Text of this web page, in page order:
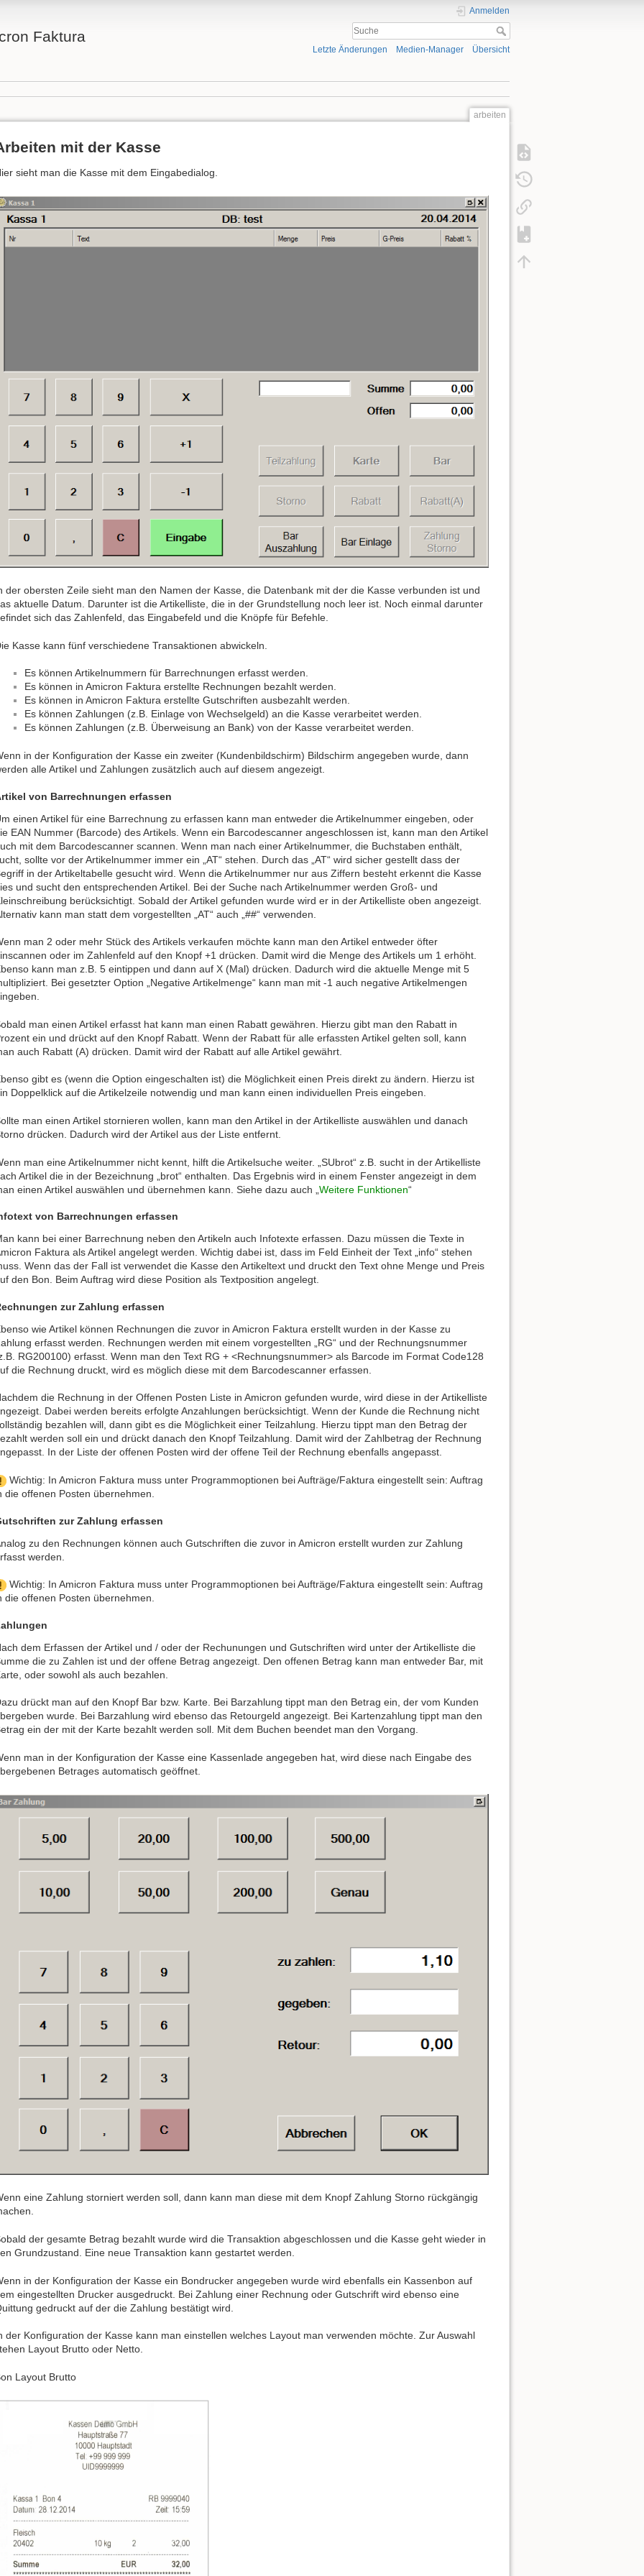
Faktura
Anmelden
Letzte Änderungen Medien-Manager Übersicht
arbeiten
mit der Kasse
sieht man die Kasse mit dem Eingabedialog.
der obersten Zeile sieht man den Namen der Kasse, die Datenbank mit der die Kasse verbunden ist und
aktuelle Datum. Darunter ist die Artikelliste, die in der Grundstellung noch leer ist. Noch einmal darunter
sich das Zahlenfeld, das Eingabefeld und die Knöpfe für Befehle.
Kasse kann fünf verschiedene Transaktionen abwickeln.
Es können Artikelnummern für Barrechnungen erfasst werden.
Es können in Amicron Faktura erstellte Rechnungen bezahlt werden.
Es können in Amicron Faktura erstellte Gutschriften ausbezahlt werden.
Es können Zahlungen (z.B. Einlage von Wechselgeld) an die Kasse verarbeitet werden.
Es können Zahlungen (z.B. Überweisung an Bank) von der Kasse verarbeitet werden.
in der Konfiguration der Kasse ein zweiter (Kundenbildschirm) Bildschirm angegeben wurde, dann
alle Artikel und Zahlungen zusätzlich auch auf diesem angezeigt.
von Barrechnungen erfassen
einen Artikel für eine Barrechnung zu erfassen kann man entweder die Artikelnummer eingeben, oder
EAN Nummer (Barcode) des Artikels. Wenn ein Barcodescanner angeschlossen ist, kann man den Artikel
mit dem Barcodescanner scannen. Wenn man nach einer Artikelnummer, die Buchstaben enthält,
sollte vor der Artikelnummer immer ein „AT“ stehen. Durch das „AT“ wird sicher gestellt dass der
in der Artikeltabelle gesucht wird. Wenn die Artikelnummer nur aus Ziffern besteht erkennt die Kasse
und sucht den entsprechenden Artikel. Bei der Suche nach Artikelnummer werden Groß- und
berücksichtigt. Sobald der Artikel gefunden wurde wird er in der Artikelliste oben angezeigt.
kann man statt dem vorgestellten „AT“ auch „##“ verwenden.
man 2 oder mehr Stück des Artikels verkaufen möchte kann man den Artikel entweder öfter
oder im Zahlenfeld auf den Knopf +1 drücken. Damit wird die Menge des Artikels um 1 erhöht.
kann man z.B. 5 eintippen und dann auf X (Mal) drücken. Dadurch wird die aktuelle Menge mit 5
Bei gesetzter Option „Negative Artikelmenge“ kann man mit -1 auch negative Artikelmengen
man einen Artikel erfasst hat kann man einen Rabatt gewähren. Hierzu gibt man den Rabatt in
ein und drückt auf den Knopf Rabatt. Wenn der Rabatt für alle erfassten Artikel gelten soll, kann
auch Rabatt (A) drücken. Damit wird der Rabatt auf alle Artikel gewährt.
gibt es (wenn die Option eingeschalten ist) die Möglichkeit einen Preis direkt zu ändern. Hierzu ist
Doppelklick auf die Artikelzeile notwendig und man kann einen individuellen Preis eingeben.
man einen Artikel stornieren wollen, kann man den Artikel in der Artikelliste auswählen und danach
drücken. Dadurch wird der Artikel aus der Liste entfernt.
man eine Artikelnummer nicht kennt, hilft die Artikelsuche weiter. „SUbrot“ z.B. sucht in der Artikelliste
Artikel die in der Bezeichnung „brot“ enthalten. Das Ergebnis wird in einem Fenster angezeigt in dem
einen Artikel auswählen und übernehmen kann. Siehe dazu auch „ Weitere Funktionen“
von Barrechnungen erfassen
kann bei einer Barrechnung neben den Artikeln auch Infotexte erfassen. Dazu müssen die Texte in
Faktura als Artikel angelegt werden. Wichtig dabei ist, dass im Feld Einheit der Text „info“ stehen
Wenn das der Fall ist verwendet die Kasse den Artikeltext und druckt den Text ohne Menge und Preis
den Bon. Beim Auftrag wird diese Position als Textposition angelegt.
zur Zahlung erfassen
wie Artikel können Rechnungen die zuvor in Amicron Faktura erstellt wurden in der Kasse zu
erfasst werden. Rechnungen werden mit einem vorgestellten „RG“ und der Rechnungsnummer
RG200100) erfasst. Wenn man den Text RG + <Rechnungsnummer> als Barcode im Format Code128
die Rechnung druckt, wird es möglich diese mit dem Barcodescanner erfassen.
die Rechnung in der Offenen Posten Liste in Amicron gefunden wurde, wird diese in der Artikelliste
Dabei werden bereits erfolgte Anzahlungen berücksichtigt. Wenn der Kunde die Rechnung nicht
bezahlen will, dann gibt es die Möglichkeit einer Teilzahlung. Hierzu tippt man den Betrag der
werden soll ein und drückt danach den Knopf Teilzahlung. Damit wird der Zahlbetrag der Rechnung
In der Liste der offenen Posten wird der offene Teil der Rechnung ebenfalls angepasst.
Wichtig: In Amicron Faktura muss unter Programmoptionen bei Aufträge/Faktura eingestellt sein: Auftrag
die offenen Posten übernehmen.
zur Zahlung erfassen
zu den Rechnungen können auch Gutschriften die zuvor in Amicron erstellt wurden zur Zahlung
werden.
Wichtig: In Amicron Faktura muss unter Programmoptionen bei Aufträge/Faktura eingestellt sein: Auftrag
die offenen Posten übernehmen.
dem Erfassen der Artikel und / oder der Rechunungen und Gutschriften wird unter der Artikelliste die
die zu Zahlen ist und der offene Betrag angezeigt. Den offenen Betrag kann man entweder Bar, mit
oder sowohl als auch bezahlen.
drückt man auf den Knopf Bar bzw. Karte. Bei Barzahlung tippt man den Betrag ein, der vom Kunden
wurde. Bei Barzahlung wird ebenso das Retourgeld angezeigt. Bei Kartenzahlung tippt man den
ein der mit der Karte bezahlt werden soll. Mit dem Buchen beendet man den Vorgang.
man in der Konfiguration der Kasse eine Kassenlade angegeben hat, wird diese nach Eingabe des
Betrages automatisch geöffnet.
eine Zahlung storniert werden soll, dann kann man diese mit dem Knopf Zahlung Storno rückgängig
der gesamte Betrag bezahlt wurde wird die Transaktion abgeschlossen und die Kasse geht wieder in
Grundzustand. Eine neue Transaktion kann gestartet werden.
in der Konfiguration der Kasse ein Bondrucker angegeben wurde wird ebenfalls ein Kassenbon auf
eingestellten Drucker ausgedruckt. Bei Zahlung einer Rechnung oder Gutschrift wird ebenso eine
gedruckt auf der die Zahlung bestätigt wird.
der Konfiguration der Kasse kann man einstellen welches Layout man verwenden möchte. Zur Auswahl
Layout Brutto oder Netto.
Layout Brutto